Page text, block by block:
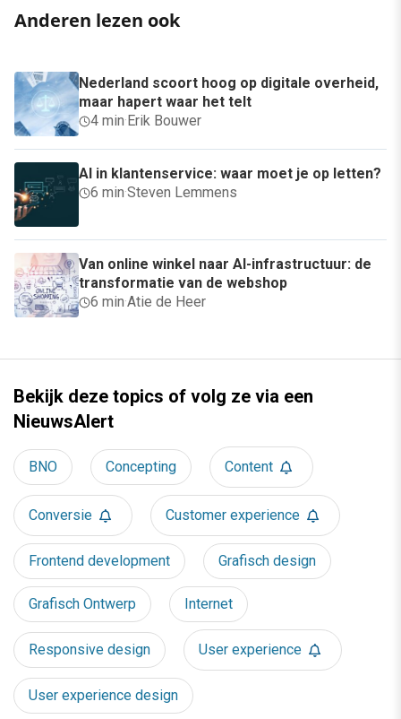
Anderen lezen ook
Nederland scoort hoog op digitale overheid,
maar hapert waar het telt
4 min· Erik Bouwer
AI in klantenservice: waar moet je op letten?
6 min·Steven Lemmens
Van online winkel naar AI-infrastructuur: de
transformatie van de webshop
6 min·Atie de Heer
Bekijk deze topics of volg ze via een
NieuwsAlert
BNO Concepting Content
Conversie Customer experience
Frontend development Grafisch design
Grafisch Ontwerp Internet
Responsive design User experience
User experience design